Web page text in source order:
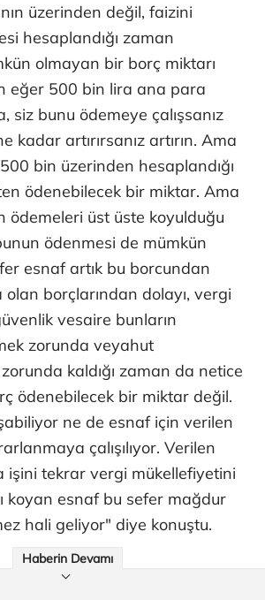
üzerinden değil, faizini
hesaplandığı zaman
olmayan bir borç miktarı
eğer 500 bin lira ana para
siz bunu ödemeye çalışsanız
kadar artırırsanız artırın. Ama
bin üzerinden hesaplandığı
ödenebilecek bir miktar. Ama
ödemeleri üst üste koyulduğu
ödenmesi de mümkün
esnaf artık bu borcundan
olan borçlarından dolayı, vergi
vesaire bunların
zorunda veyahut
kaldığı zaman da netice
ödenebilecek bir miktar değil.
ne de esnaf için verilen
çalışılıyor. Verilen
işini tekrar vergi mükellefiyetini
koyan esnaf bu sefer mağdur
hali geliyor" diye konuştu.
Haberin Devamı